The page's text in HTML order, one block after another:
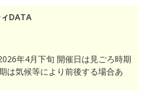
DATA
年4月下旬 開催日は見ごろ時期
は気候等により前後する場合あ